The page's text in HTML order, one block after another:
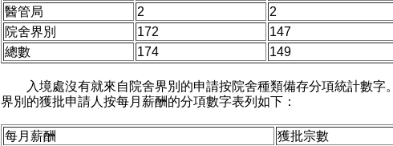
醫管局
2
2
院舍界別
172
147
總數
174 149
入境處沒有就來自院舍界別的申請按院舍種類備存分項統計數字
界別的獲批申請人按每月薪酬的分項數字表列如下：
每月薪酬 獲批宗數